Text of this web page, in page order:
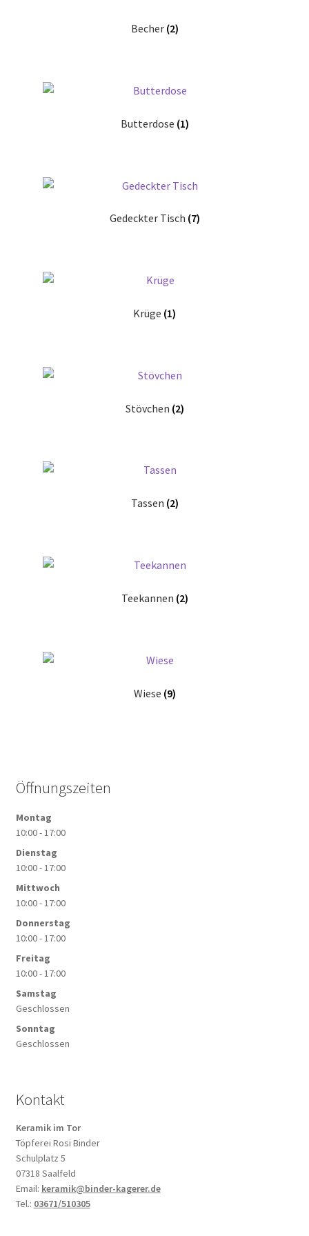
Becher (2)
Butterdose (1)
Gedeckter Tisch (7)
Krüge (1)
Stövchen (2)
Tassen (2)
Teekannen (2)
Wiese (9)
Öffnungszeiten
Montag
10:00 - 17:00
Dienstag
10:00 - 17:00
Mittwoch
10:00 - 17:00
Donnerstag
10:00 - 17:00
Freitag
10:00 - 17:00
Samstag
Geschlossen
Sonntag
Geschlossen
Kontakt
Keramik im Tor
Töpferei Rosi Binder
Schulplatz 5
07318 Saalfeld
Email: keramik@binder-kagerer.de
Tel.: 03671/510305